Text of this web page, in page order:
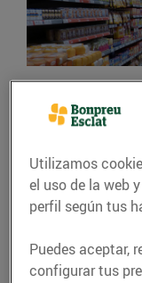
El
Esclat
aquest
22/diciembre/
Utilizamos
el uso de la web
perfil según tus
Puedes aceptar,
configurar tus